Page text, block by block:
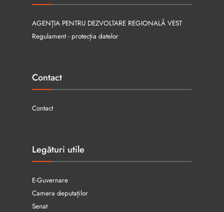
AGENȚIA PENTRU DEZVOLTARE REGIONALĂ VEST
Regulament - protecția datelor
Contact
Contact
Legături utile
E-Guvernare
Camera deputaților
Senat